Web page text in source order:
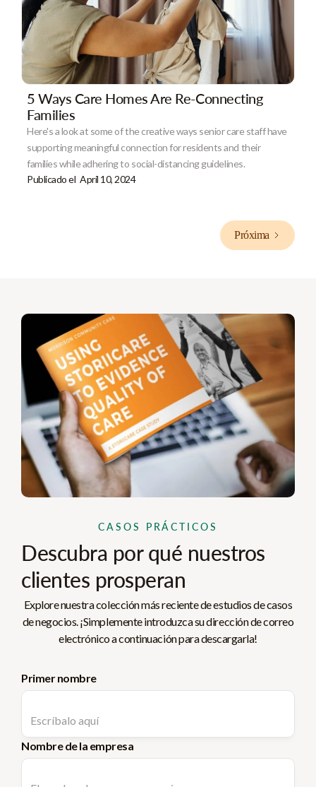
5 Ways Care Homes Are Re-Connecting
Families
Here's a look at some of the creative ways senior care staff have
supporting meaningful connection for residents and their
families while adhering to social-distancing guidelines.
Publicado el April 10, 2024
Próxima
CASOS PRÁCTICOS
Descubra por qué nuestros
clientes prosperan
Explore nuestra colección más reciente de estudios de casos
de negocios. ¡Simplemente introduzca su dirección de correo
electrónico a continuación para descargarla!
Primer nombre
Nombre de la empresa